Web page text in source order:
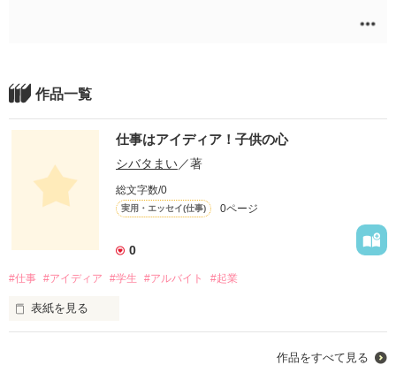
作品一覧
仕事はアイディア！子供の心
シバタまい／著
総文字数/0
実用・エッセイ(仕事) 0ページ
0
#仕事 #アイディア #学生 #アルバイト #起業
表紙を見る
作品をすべて見る